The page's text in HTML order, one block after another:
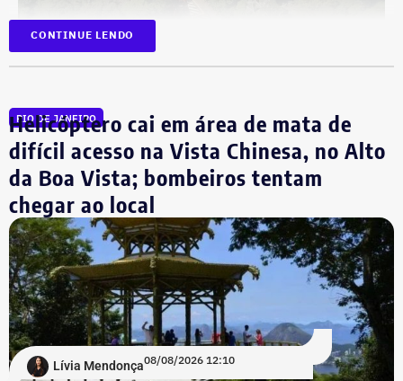
Globo
Destroços da aeronave, um Robinson 44, foram
localizados pela equipe do Grupamento de Operações
Aéreas.
Há registro de fogo na região, e militares especializados
em combate a incêndios florestais também foram
mobilizados.
CONTINUE LENDO
RIO DE JANEIRO
Helicóptero cai em área de mata de
difícil acesso na Vista Chinesa, no Alto
da Boa Vista; bombeiros tentam
chegar ao local
Lívia Mendonça08/08/2026 12:10